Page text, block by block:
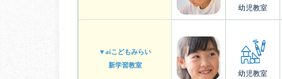
幼児教室
▼aiこどもみらい
新学習教室
幼児教室